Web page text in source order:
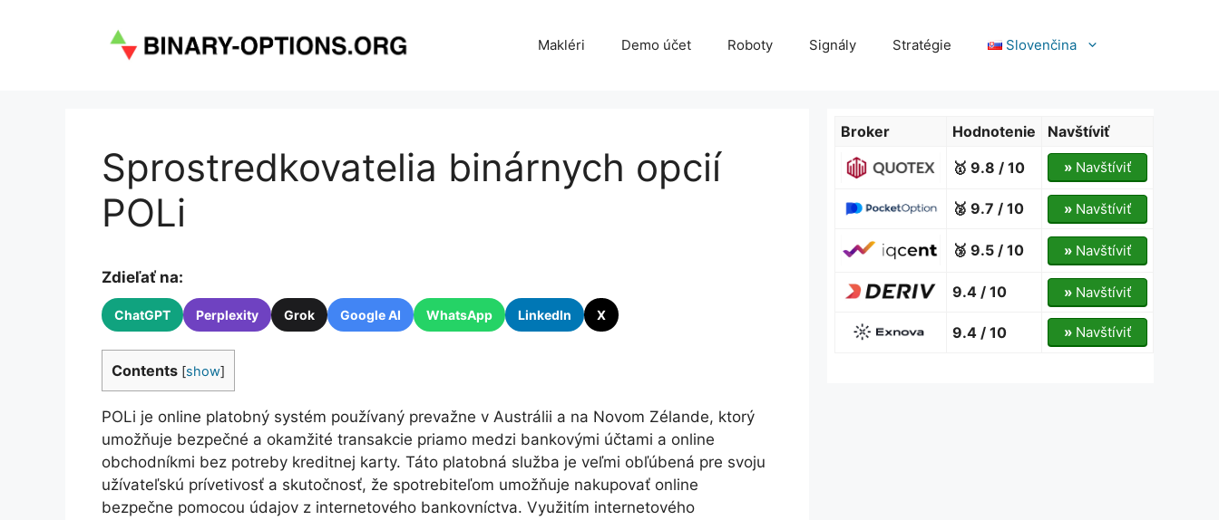
Makléri Demo účet Roboty Signály Stratégie Slovenčina
Sprostredkovatelia binárnych opcií
POLi
Zdieľať na:
ChatGPT Perplexity Grok Google AI WhatsApp LinkedIn X
Contents [show]
POLi je online platobný systém používaný prevažne v Austrálii a na Novom Zélande, ktorý
umožňuje bezpečné a okamžité transakcie priamo medzi bankovými účtami a online
obchodníkmi bez potreby kreditnej karty. Táto platobná služba je veľmi obľúbená pre svoju
užívateľskú prívetivosť a skutočnosť, že spotrebiteľom umožňuje nakupovať online
bezpečne pomocou údajov z internetového bankovníctva. Využitím internetového
Broker Hodnotenie
Navštíviť
🥇 9.8 / 10
»Navštíviť
🥈 9.7 / 10 »Navštíviť
🥉 9.5 / 10 »Navštíviť
9.4 / 10 »Navštíviť
9.4 / 10 »Navštíviť